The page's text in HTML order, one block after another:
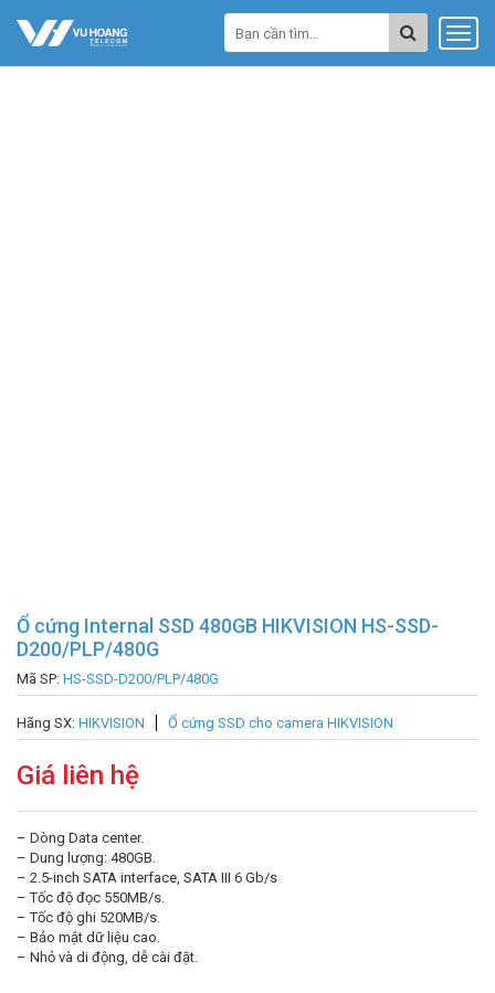
Ổ cứng Internal SSD 480GB HIKVISION HS-SSD-
D200/PLP/480G
Mã SP: HS-SSD-D200/PLP/480G
Hãng SX: HIKVISION Ổ cứng SSD cho camera HIKVISION
Giá liên hệ
– Dòng Data center.
– Dung lượng: 480GB.
– 2.5-inch SATA interface, SATA III 6 Gb/s
– Tốc độ đọc 550MB/s.
– Tốc độ ghi 520MB/s.
– Bảo mật dữ liệu cao.
– Nhỏ và di động, dễ cài đặt.